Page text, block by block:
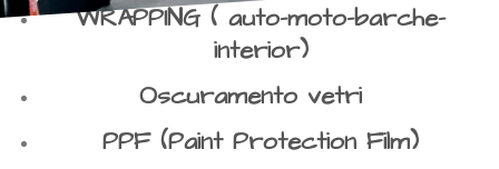
WRAPPING ( auto-moto-barche-
interior)
Oscuramento vetri
PPF (Paint Protection Film)